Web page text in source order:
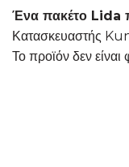
Ένα πακέτο Lida
Κατασκευαστής
Το προϊόν δεν είναι